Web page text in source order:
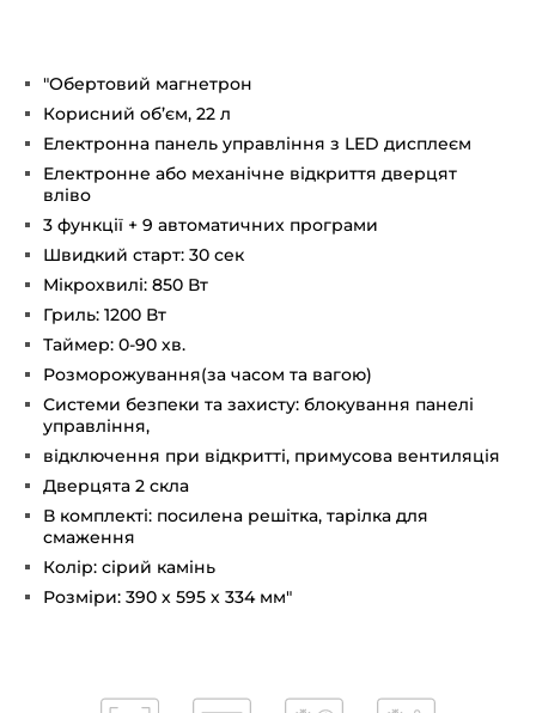
"Обертовий магнетрон
Корисний об’єм, 22 л
Електронна панель управління з LED дисплеєм
Електронне або механічне відкриття дверцят
вліво
3 функції + 9 автоматичних програми
Швидкий старт: 30 сек
Мікрохвилі: 850 Вт
Гриль: 1200 Вт
Таймер: 0-90 хв.
Розморожування(за часом та вагою)
Системи безпеки та захисту: блокування панелі
управління,
відключення при відкритті, примусова вентиляція
Дверцята 2 скла
В комплекті: посилена решітка, тарілка для
смаження
Колір: сірий камінь
Розміри: 390 х 595 х 334 мм"